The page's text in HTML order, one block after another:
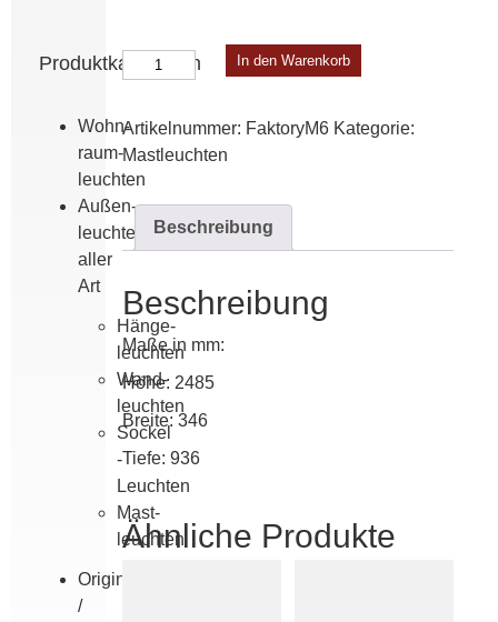
Produktkategorien
Wohn­
raum­
leuchten
Außen­
leuchten
aller
Art
Hänge­
leuchten
Wand­
leuchten
Sockel
-
Leuchten
Mast­
leuchten
Originale
/
Faktory
Modell
Menge
In den Warenkorb
Artikelnummer: FaktoryM6 Kategorie:
Mast­leuchten
Beschreibung
Beschreibung
Maße in mm:
Höhe: 2485
Breite: 346
Tiefe: 936
Ähnliche Produkte